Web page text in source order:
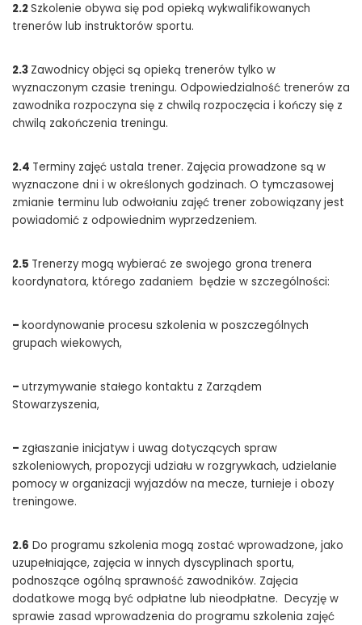
2.2Szkolenie obywa się pod opieką wykwalifikowanych
trenerów lub instruktorów sportu.
2.3 Zawodnicy objęci są opieką trenerów tylko w
wyznaczonym czasie treningu. Odpowiedzialność trenerów za
zawodnika rozpoczyna się z chwilą rozpoczęcia i kończy się z
chwilą zakończenia treningu.
2.4 Terminy zajęć ustala trener. Zajęcia prowadzone są w
wyznaczone dni i w określonych godzinach. O tymczasowej
zmianie terminu lub odwołaniu zajęć trener zobowiązany jest
powiadomić z odpowiednim wyprzedzeniem.
2.5 Trenerzy mogą wybierać ze swojego grona trenera
koordynatora, którego zadaniem będzie w szczególności:
– koordynowanie procesu szkolenia w poszczególnych
grupach wiekowych,
– utrzymywanie stałego kontaktu z Zarządem
Stowarzyszenia,
– zgłaszanie inicjatyw i uwag dotyczących spraw
szkoleniowych, propozycji udziału w rozgrywkach, udzielanie
pomocy w organizacji wyjazdów na mecze, turnieje i obozy
treningowe.
2.6 Do programu szkolenia mogą zostać wprowadzone, jako
uzupełniające, zajęcia w innych dyscyplinach sportu,
podnoszące ogólną sprawność zawodników. Zajęcia
dodatkowe mogą być odpłatne lub nieodpłatne. Decyzję w
sprawie zasad wprowadzenia do programu szkolenia zajęć